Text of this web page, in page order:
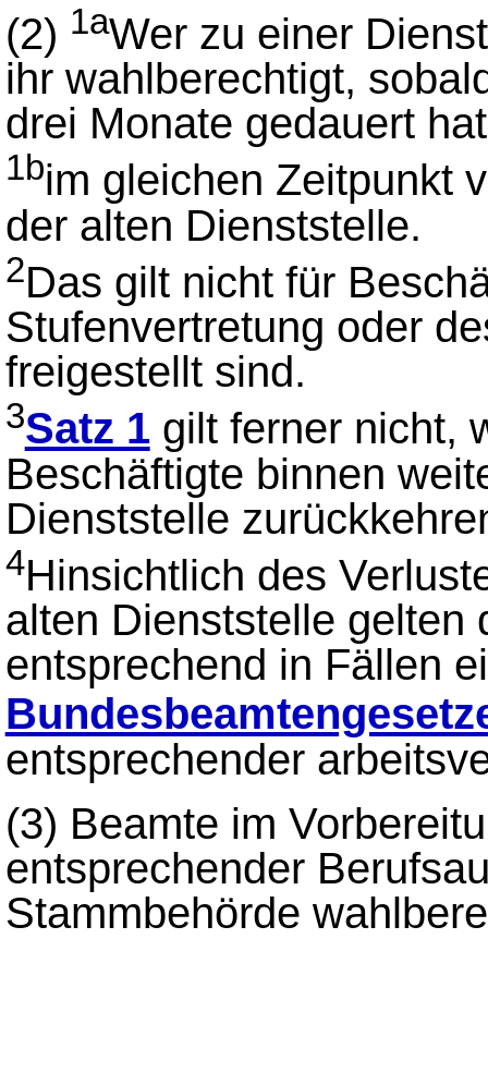
(2) 1aWer zu einer
ihr wahlberechtigt,
drei Monate gedauert
1bim gleichen Zeitpunkt
der alten Dienststelle.
2Das gilt nicht für
Stufenvertretung oder
freigestellt sind.
3Satz 1gilt ferner nicht,
Beschäftigte binnen
Dienststelle
4Hinsichtlich des
alten Dienststelle gelten
entsprechend in Fällen
entsprechender
(3) Beamte im
entsprechender
Stammbehörde